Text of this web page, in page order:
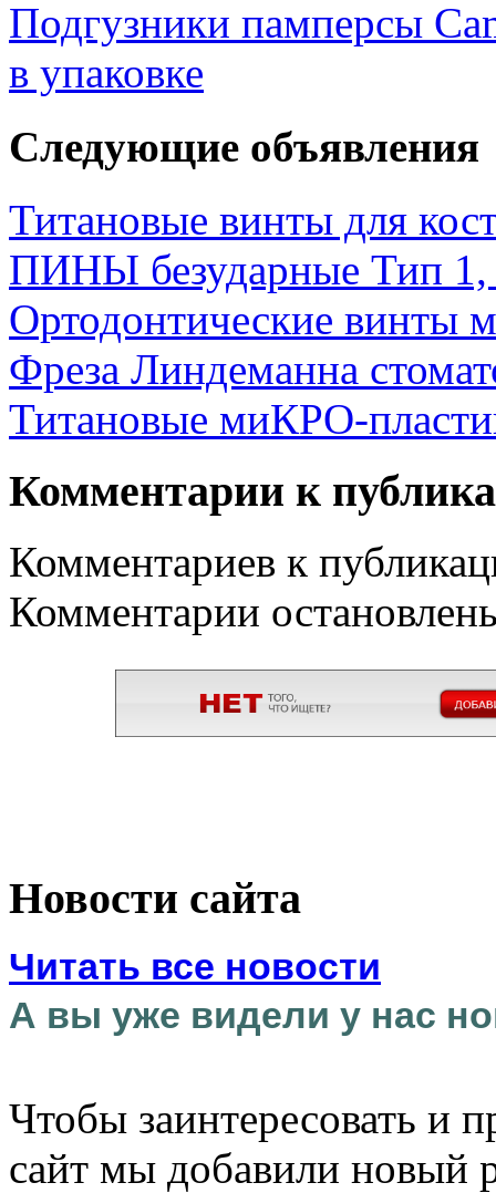
Подгузники памперсы
в упаковке
Следующие объявления
Титановые винты для
ПИНЫ безударные Тип 1,
Ортодонтические
Фреза Линдеманна
Титановые миКРО-
Комментарии к
Комментариев к
Комментарии
Новости сайта
Читать все новости
А вы уже видели у нас
Чтобы заинтересовать и
сайт мы добавили новый